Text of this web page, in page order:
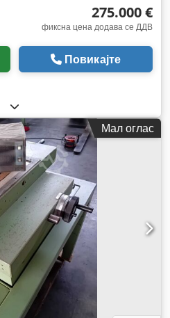
275.000 €
фиксна цена додава се ДДВ
Повикајте
Мал оглас